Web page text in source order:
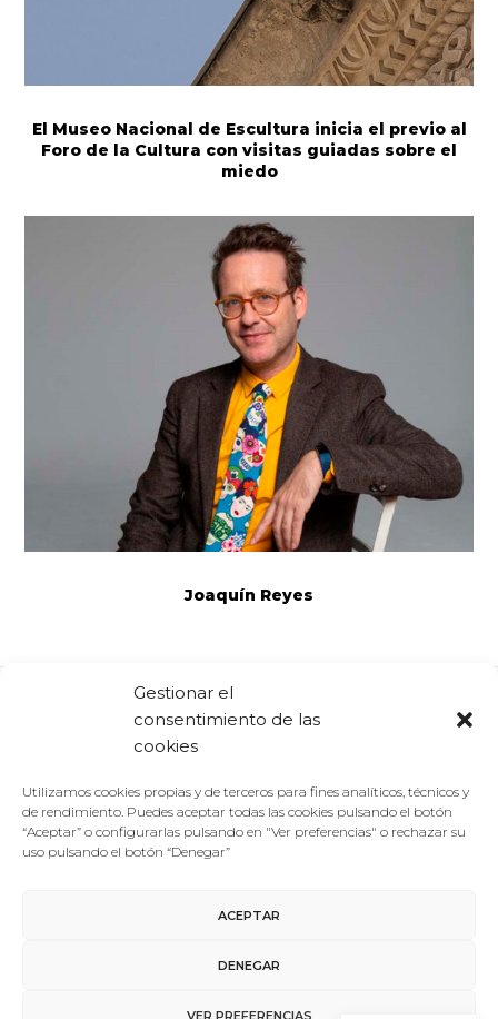
Gestionar el
consentimiento de las
cookies
Utilizamos cookies propias y de terceros para fines analíticos, técnicos y
de rendimiento. Puedes aceptar todas las cookies pulsando el botón
“Aceptar” o configurarlas pulsando en "Ver preferencias" o rechazar su
uso pulsando el botón “Denegar”
ACEPTAR
DENEGAR
VER PREFERENCIAS
El Museo Nacional de Escultura inicia el previo al
Foro de la Cultura con visitas guiadas sobre el
miedo
Joaquín Reyes
Comparte: Facebook Twitter